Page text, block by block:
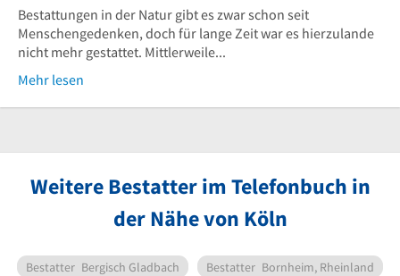
Bestattungen in der Natur gibt es zwar schon seit
Menschengedenken, doch für lange Zeit war es hierzulande
nicht mehr gestattet. Mittlerweile...
Mehr lesen
Weitere Bestatter im Telefonbuch in
der Nähe von Köln
Bestatter Bergisch Gladbach Bestatter Bornheim, Rheinland